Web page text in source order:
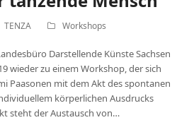
TENZA Workshops
Darstellende Künste Sachsen
wieder zu einem Workshop, der sich
Paasonen mit dem Akt des spontanen
körperlichen Ausdrucks
steht der Austausch von…